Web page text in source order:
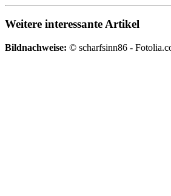
Weitere interessante Artikel
Bildnachweise: © scharfsinn86 -